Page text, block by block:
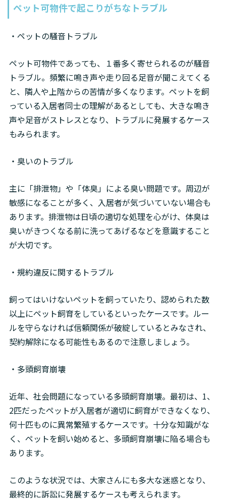
ペット可物件で起こりがちなトラブル
・ペットの騒音トラブル
ペット可物件であっても、１番多く寄せられるのが騒音
トラブル。頻繁に鳴き声や走り回る足音が聞こえてくる
と、隣人や上階からの苦情が多くなります。ペットを飼
っている入居者同士の理解があるとしても、大きな鳴き
声や足音がストレスとなり、トラブルに発展するケース
もみられます。
・臭いのトラブル
主に「排泄物」や「体臭」による臭い問題です。周辺が
敏感になることが多く、入居者が気づいていない場合も
あります。排泄物は日頃の適切な処理を心がけ、体臭は
臭いがきつくなる前に洗ってあげるなどを意識すること
が大切です。
・規約違反に関するトラブル
飼ってはいけないペットを飼っていたり、認められた数
以上にペット飼育をしているといったケースです。ルー
ルを守らなければ信頼関係が破綻しているとみなされ、
契約解除になる可能性もあるので注意しましょう。
・多頭飼育崩壊
近年、社会問題になっている多頭飼育崩壊。最初は、1、
2匹だったペットが入居者が適切に飼育ができなくなり、
何十匹ものに異常繁殖するケースです。十分な知識がな
く、ペットを飼い始めると、多頭飼育崩壊に陥る場合も
あります。
このような状況では、大家さんにも多大な迷惑となり、
最終的に訴訟に発展するケースも考えられます。